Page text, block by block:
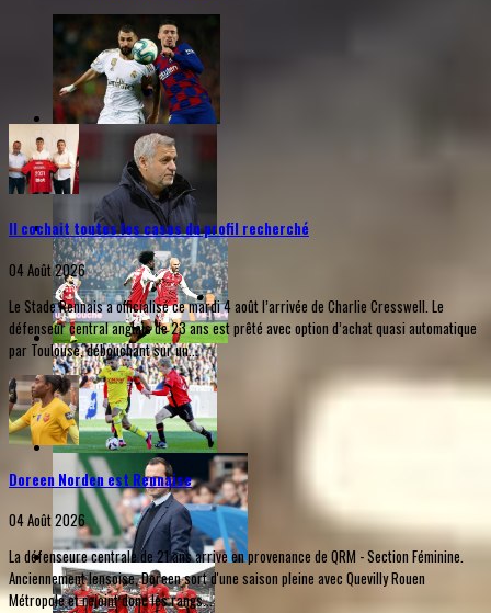
Il cochait toutes les cases du profil recherché
04 Août 2026
Le Stade Rennais a officialisé ce mardi 4 août l’arrivée de Charlie Cresswell. Le
défenseur central anglais de 23 ans est prêté avec option d’achat quasi automatique
par Toulouse, débouchant sur un...
Doreen Norden est Rennaise
04 Août 2026
La défenseure centrale de 21 ans arrive en provenance de QRM - Section Féminine.
Anciennement lensoise, Doreen sort d'une saison pleine avec Quevilly Rouen
Métropole et rejoint donc les rangs...